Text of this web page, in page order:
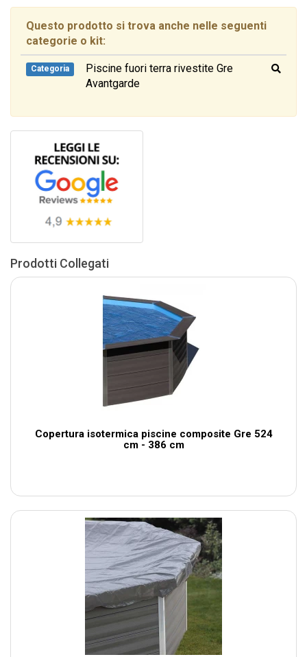
Questo prodotto si trova anche nelle seguenti
categorie o kit:
Categoria
Piscine fuori terra rivestite Gre
Avantgarde
Prodotti Collegati
Copertura isotermica piscine composite Gre 524
cm - 386 cm